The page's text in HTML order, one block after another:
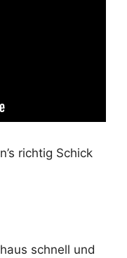
richtig Schick
schnell und